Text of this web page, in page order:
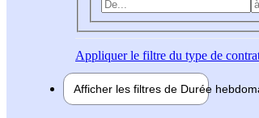
Appliquerle filtre du type de
Afficher les filtres de Durée hebdo